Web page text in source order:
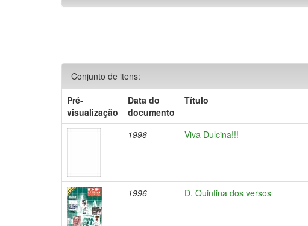
Conjunto de itens:
Pré-
visualização
Data do
documento
Título
1996 Viva Dulcina!!!
1996 D. Quintina dos versos